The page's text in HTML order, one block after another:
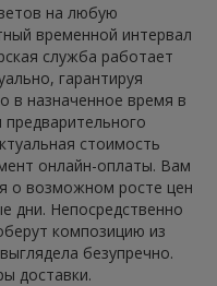
на любую
временной интервал
служба работает
гарантируя
в назначенное время в
стоимость
онлайн-оплаты. Вам
о возможном росте цен
дни. Непосредственно
композицию из
безупречно.
доставки.